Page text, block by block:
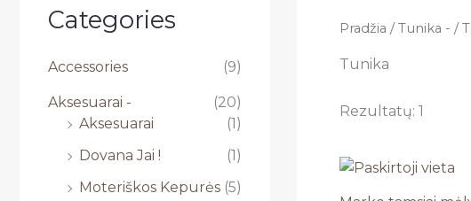
Categories
Accessories (9)
Aksesuarai -
(20)
Aksesuarai
(1)
Dovana Jai !
(1)
Moteriškos Kepurės (5)
Pradžia /Tunika - /
Tunika
Rezultatų: 1